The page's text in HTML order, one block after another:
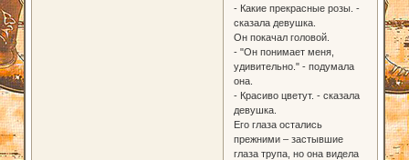
- Какие прекрасные розы. -
сказала девушка.
Он покачал головой.
- "Он понимает меня,
удивительно." - подумала
она.
- Красиво цветут. - сказала
девушка.
Его глаза остались
прежними – застывшие
глаза трупа, но она видела